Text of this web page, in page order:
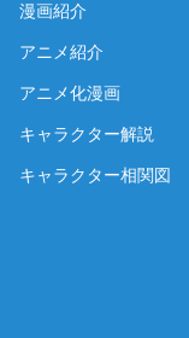
漫画紹介
アニメ紹介
アニメ化漫画
キャラクター解説
キャラクター相関図